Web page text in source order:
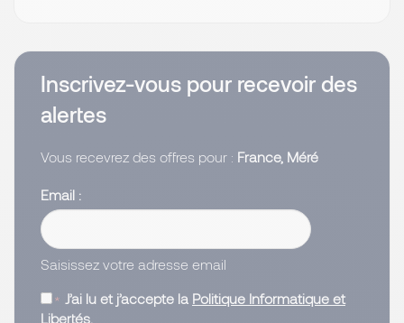
Inscrivez-vous pour recevoir des
alertes
Vous recevrez des offres pour : France, Méré
Email
Saisissez votre adresse email
J’ai lu et j’accepte la Politique Informatique et
Libertés.